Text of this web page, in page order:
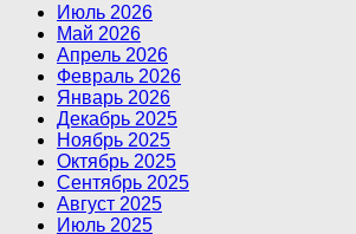
Июль 2026
Май 2026
Апрель 2026
Февраль 2026
Январь 2026
Декабрь 2025
Ноябрь 2025
Октябрь 2025
Сентябрь 2025
Август 2025
Июль 2025